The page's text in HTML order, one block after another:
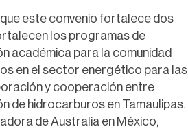
este convenio fortalece dos
los programas de
académica para la comunidad
en el sector energético para las
y cooperación entre
de hidrocarburos en Tamaulipas.
de Australia en México,